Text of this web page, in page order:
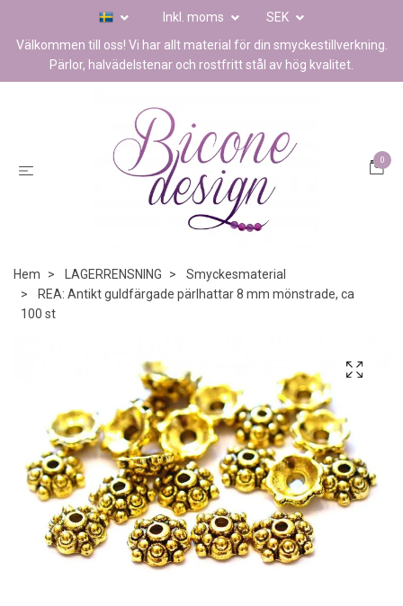
Inkl. moms
SEK
Välkommen till oss! Vi har allt material för din smyckestillverkning.
Pärlor, halvädelstenar och rostfritt stål av hög kvalitet.
0
Hem LAGERRENSNING
Smyckesmaterial
REA: Antikt guldfärgade pärlhattar 8 mm mönstrade, ca
100 st